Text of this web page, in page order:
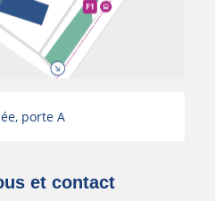
porte A
et contact